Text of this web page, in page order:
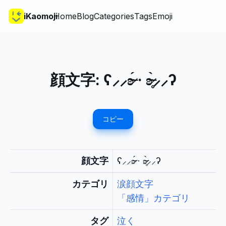
iKaomojiHomeBlogCategoriesTagsEmoji
顔文字: ʕ⸝⸝ʚ̴̶̷́ · ʚ̴̶̷̥̀⸝⸝ʔ
コピー
顔文字 ʕ⸝⸝ʚ̴̶̷́ · ʚ̴̶̷̥̀⸝⸝ʔ
カテゴリ
涙顔文字
「感情」カテゴリ
タグ 泣く